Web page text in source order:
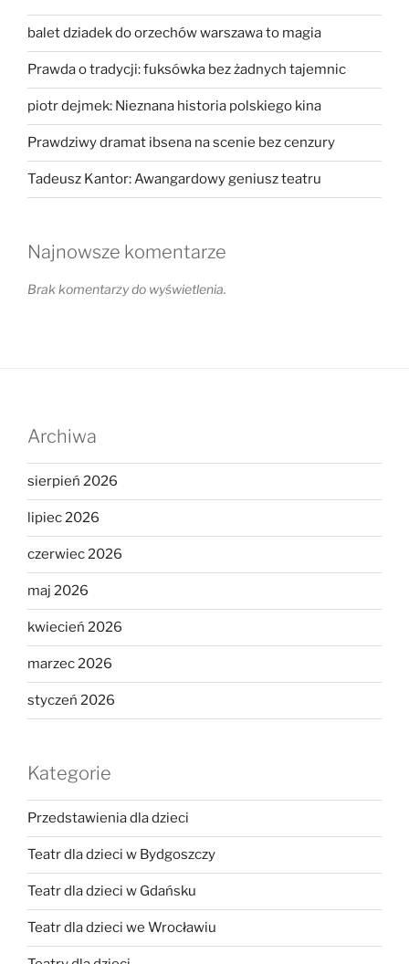
balet dziadek do orzechów warszawa to magia
Prawda o tradycji: fuksówka bez żadnych tajemnic
piotr dejmek: Nieznana historia polskiego kina
Prawdziwy dramat ibsena na scenie bez cenzury
Tadeusz Kantor: Awangardowy geniusz teatru
Najnowsze komentarze
Brak komentarzy do wyświetlenia.
Archiwa
sierpień 2026
lipiec 2026
czerwiec 2026
maj 2026
kwiecień 2026
marzec 2026
styczeń 2026
Kategorie
Przedstawienia dla dzieci
Teatr dla dzieci w Bydgoszczy
Teatr dla dzieci w Gdańsku
Teatr dla dzieci we Wrocławiu